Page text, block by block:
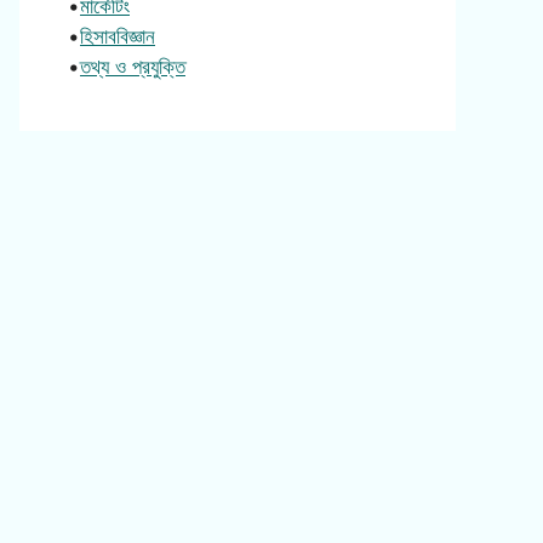
•মার্কেটিং
•হিসাববিজ্ঞান
•তথ্য ও প্রযুক্তি